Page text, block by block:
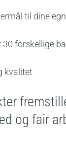
til dine
forskellige
kvalitet
og fair